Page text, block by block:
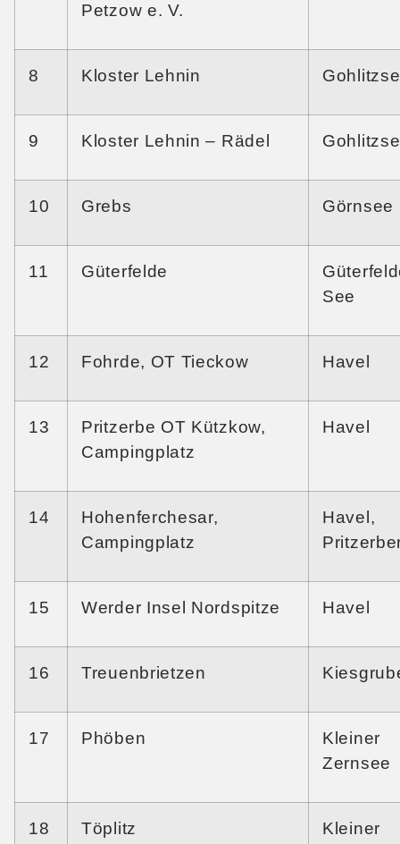
Petzow e. V.
8 Kloster Lehnin
9 Kloster Lehnin – Rädel
10 Grebs Görnsee
11 Güterfelde
See
12 Fohrde, OT Tieckow Havel
13
Pritzerbe OT Kützkow,
Campingplatz
Havel
14
Hohenferchesar,
Campingplatz
Havel,
15 Werder Insel Nordspitze Havel
16 Treuenbrietzen
17 Phöben
Kleiner
Zernsee
18 Töplitz Kleiner